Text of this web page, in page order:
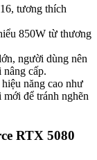
tương thích
850W từ thương
người dùng nên
cấp.
năng cao như
để tránh nghẽn
RTX 5080